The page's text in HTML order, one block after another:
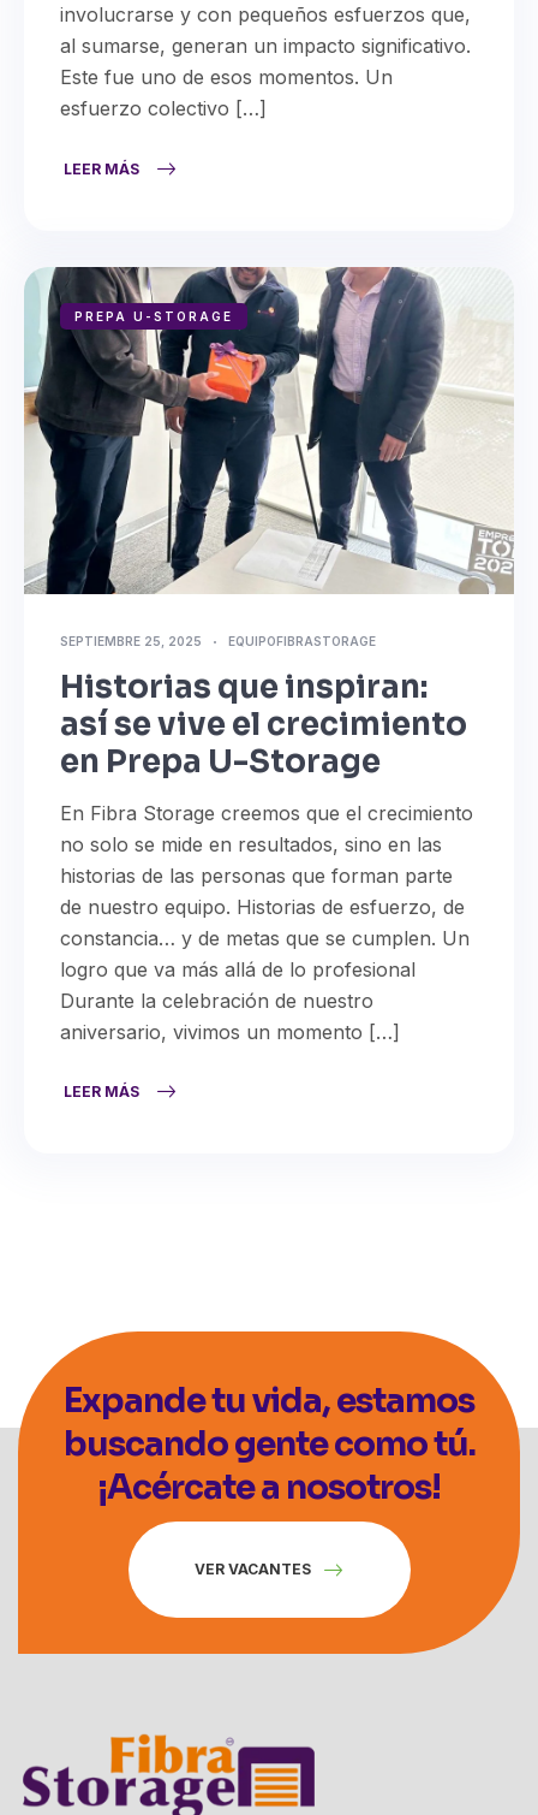
involucrarse y con pequeños esfuerzos que,
al sumarse, generan un impacto significativo.
Este fue uno de esos momentos. Un
esfuerzo colectivo […]
LEER MÁS
PREPA U-STORAGE
SEPTIEMBRE 25, 2025 EQUIPOFIBRASTORAGE
Historias que inspiran:
así se vive el crecimiento
en Prepa U-Storage
En Fibra Storage creemos que el crecimiento
no solo se mide en resultados, sino en las
historias de las personas que forman parte
de nuestro equipo. Historias de esfuerzo, de
constancia… y de metas que se cumplen. Un
logro que va más allá de lo profesional
Durante la celebración de nuestro
aniversario, vivimos un momento […]
LEER MÁS
Expande tu vida, estamos
buscando gente como tú.
¡Acércate a nosotros!
VER VACANTES